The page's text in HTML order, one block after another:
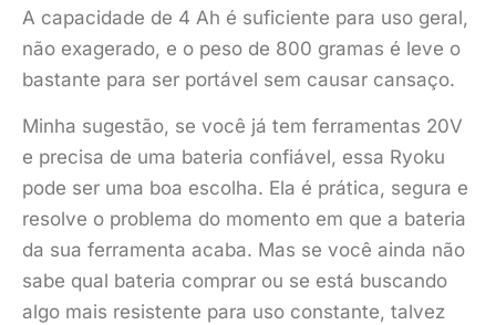
A capacidade de 4 Ah é suficiente para uso geral,
não exagerado, e o peso de 800 gramas é leve o
bastante para ser portável sem causar cansaço.
Minha sugestão, se você já tem ferramentas 20V
e precisa de uma bateria confiável, essa Ryoku
pode ser uma boa escolha. Ela é prática, segura e
resolve o problema do momento em que a bateria
da sua ferramenta acaba. Mas se você ainda não
sabe qual bateria comprar ou se está buscando
algo mais resistente para uso constante, talvez